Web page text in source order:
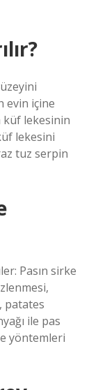
evin içine
küf lekesinin
lekesini
tuz serpin
Pasın sirke
patates
ile pas
yöntemleri